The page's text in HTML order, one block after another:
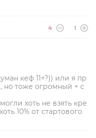
4 1
кеф 11+?)) или я пр
но тоже огромный + с
хоть не взять кре
10% от стартового